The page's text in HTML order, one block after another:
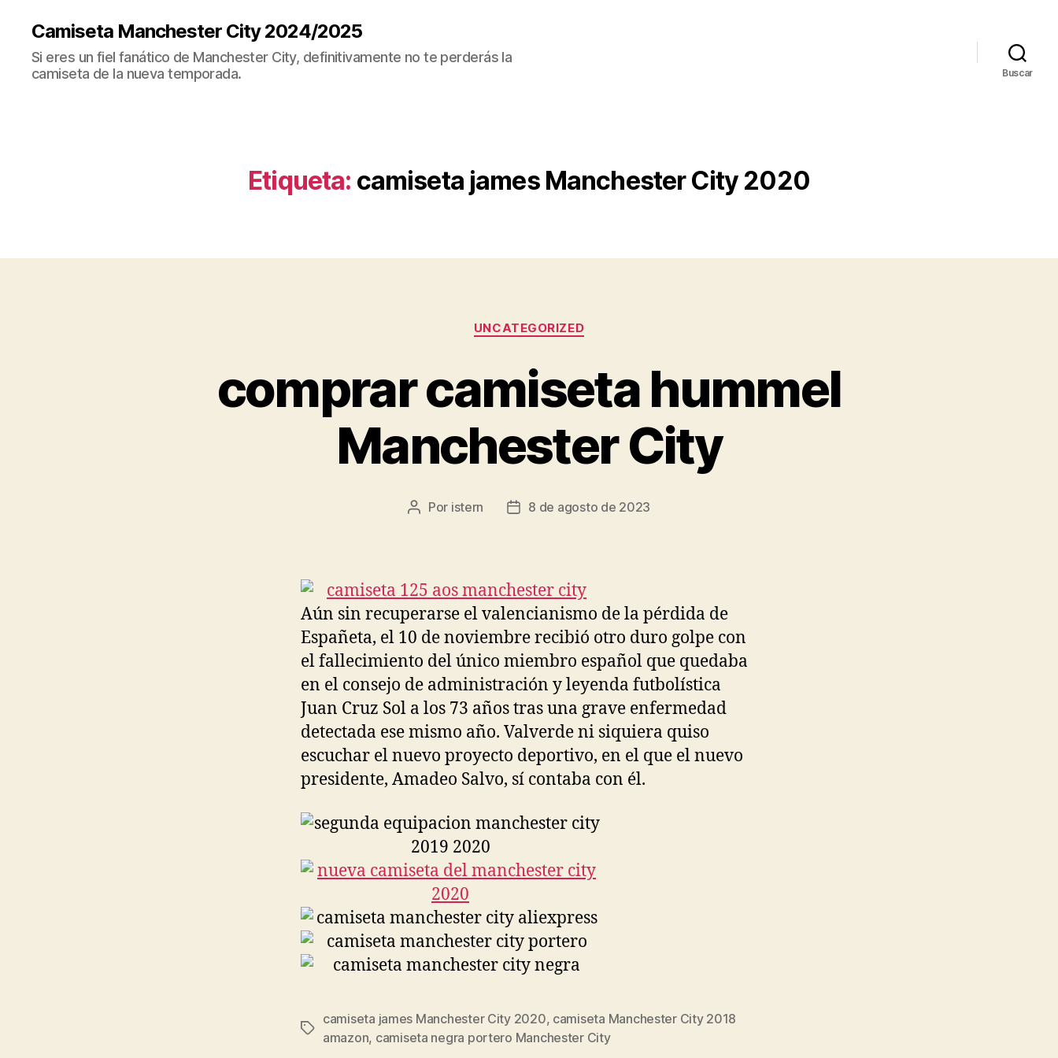
Camiseta Manchester City 2024/2025
Si eres un fiel fanático de Manchester City, definitivamente no te perderás la
camiseta de la nueva temporada.
Buscar
Etiqueta: camiseta james Manchester City 2020
Categorías
UNCATEGORIZED
comprar camiseta hummel
Manchester City
Autor
Por istern
Fecha8 de agosto de 2023
Aún sin recuperarse el valencianismo de la pérdida de
Españeta, el 10 de noviembre recibió otro duro golpe con
el fallecimiento del único miembro español que quedaba
en el consejo de administración y leyenda futbolística
Juan Cruz Sol a los 73 años tras una grave enfermedad
detectada ese mismo año. Valverde ni siquiera quiso
escuchar el nuevo proyecto deportivo, en el que el nuevo
presidente, Amadeo Salvo, sí contaba con él.
Etiquetas
camiseta james Manchester City 2020, camiseta Manchester City 2018
amazon, camiseta negra portero Manchester City